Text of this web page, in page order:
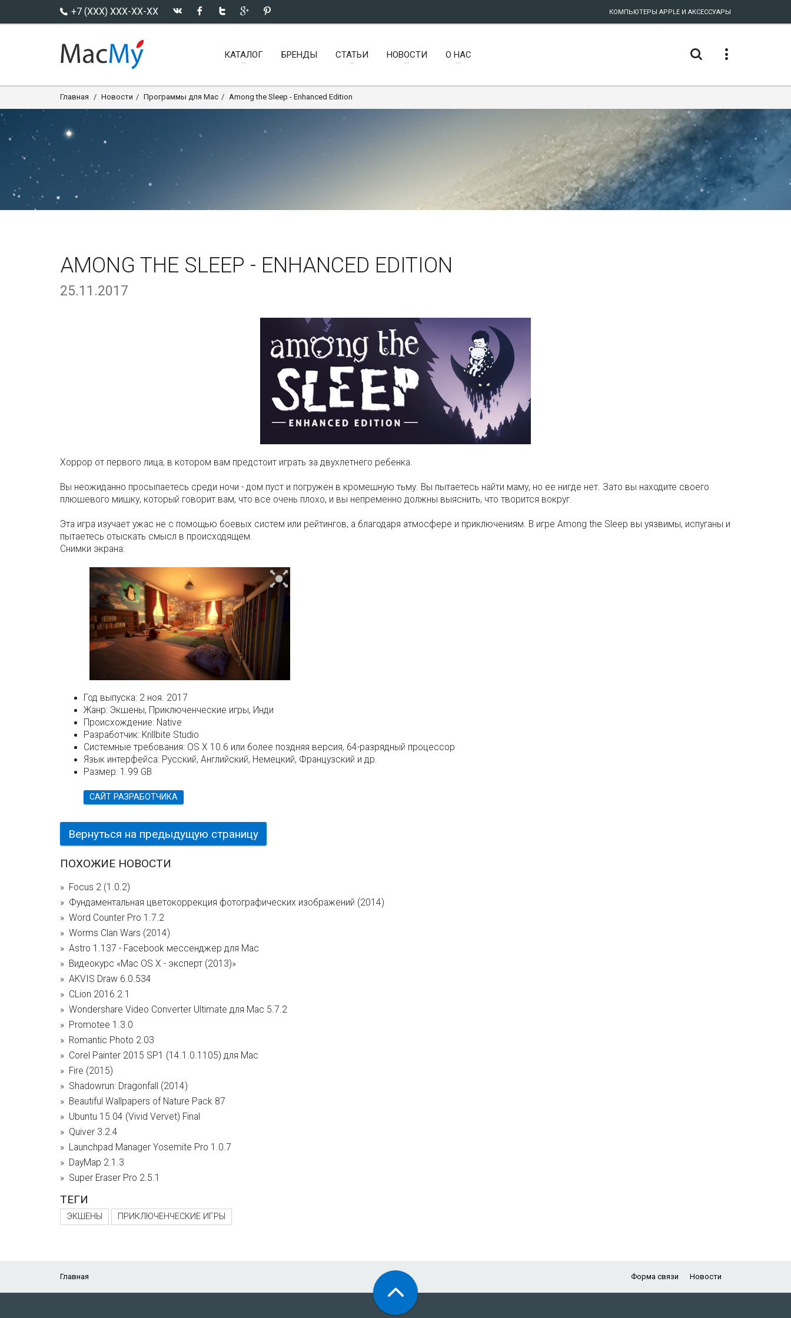
+7 (XXX) XXX-XX-XX КОМПЬЮТЕРЫ APPLE И АКСЕССУАРЫ
КАТАЛОГ БРЕНДЫ СТАТЬИ НОВОСТИ О НАС
Главная Новости Программы для Mac Among the Sleep - Enhanced Edition
AMONG THE SLEEP - ENHANCED EDITION
25.11.2017
Хоррор от первого лица, в котором вам предстоит играть за двухлетнего ребенка.
Вы неожиданно просыпаетесь среди ночи - дом пуст и погружен в кромешную тьму. Вы пытаетесь найти маму, но ее нигде нет. Зато вы находите своего
плюшевого мишку, который говорит вам, что все очень плохо, и вы непременно должны выяснить, что творится вокруг.
Эта игра изучает ужас не с помощью боевых систем или рейтингов, а благодаря атмосфере и приключениям. В игре Among the Sleep вы уязвимы, испуганы и
пытаетесь отыскать смысл в происходящем.
Снимки экрана:
Год выпуска: 2 ноя. 2017
Жанр: Экшены, Приключенческие игры, Инди
Происхождение: Native
Разработчик: Krillbite Studio
Системные требования: OS X 10.6 или более поздняя версия, 64-разрядный процессор
Язык интерфейса: Русский, Английский, Немецкий, Французский и др.
Размер: 1.99 GB
САЙТ РАЗРАБОТЧИКА
Вернуться на предыдущую страницу
ПОХОЖИЕ НОВОСТИ
Focus 2 (1.0.2)
Фундаментальная цветокоррекция фотографических изображений (2014)
Word Counter Pro 1.7.2
Worms Clan Wars (2014)
Astro 1.137 - Facebook мессенджер для Mac
Видеокурс «Mac OS X - эксперт (2013)»
AKVIS Draw 6.0.534
CLion 2016.2.1
Wondershare Video Converter Ultimate для Mac 5.7.2
Promotee 1.3.0
Romantic Photo 2.03
Corel Painter 2015 SP1 (14.1.0.1105) для Mac
Fire (2015)
Shadowrun: Dragonfall (2014)
Beautiful Wallpapers of Nature Pack 87
Ubuntu 15.04 (Vivid Vervet) Final
Quiver 3.2.4
Launchpad Manager Yosemite Pro 1.0.7
DayMap 2.1.3
Super Eraser Pro 2.5.1
ТЕГИ
ЭКШЕНЫ ПРИКЛЮЧЕНЧЕСКИЕ ИГРЫ
Главная Форма связи Новости